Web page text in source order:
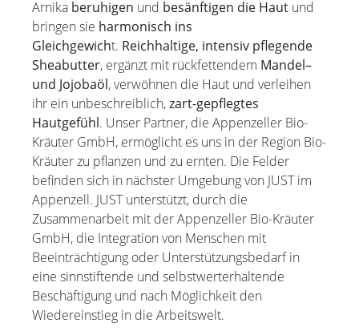
Arnika beruhigen und besänftigen die Haut und
bringen sie harmonisch ins
Gleichgewicht. Reichhaltige, intensiv pflegende
Sheabutter, ergänzt mit rückfettendem Mandel–
und Jojobaöl, verwöhnen die Haut und verleihen
ihr ein unbeschreiblich,zart-gepflegtes
Hautgefühl. Unser Partner, die Appenzeller Bio-
Kräuter GmbH, ermöglicht es uns in der Region Bio-
Kräuter zu pflanzen und zu ernten. Die Felder
befinden sich in nächster Umgebung von JUST im
Appenzell. JUST unterstützt, durch die
Zusammenarbeit mit der Appenzeller Bio-Kräuter
GmbH, die Integration von Menschen mit
Beeinträchtigung oder Unterstützungsbedarf in
eine sinnstiftende und selbstwerterhaltende
Beschäftigung und nach Möglichkeit den
Wiedereinstieg in die Arbeitswelt.